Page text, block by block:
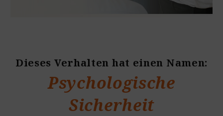
Dieses Verhalten hat einen Namen:
Psychologische
Sicherheit